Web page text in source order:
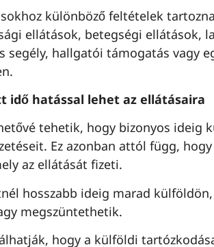
különböző feltételek
ellátások, betegségi ellátások,
segély, hallgatói támogatás vagy
idő hatással lehet az ellátásaira
tehetik, hogy bizonyos ideig
Ez azonban attól függ,
az ellátását fizeti.
hosszabb ideig marad
megszüntethetik.
hogy a külföldi